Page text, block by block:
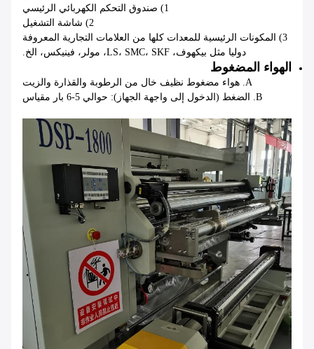
1) صندوق التحكم الكهربائي الرئيسي
2) شاشة التشغيل
3) المكونات الرئيسية للمعدات كلها من العلامات التجارية المعروفة
دوليا مثل بيكهوف، LS، SMC، SKF، مولر، فينيكس، الخ.
الهواء المضغوط
A. هواء مضغوط نظيف خال من الرطوبة والقذارة والزيت
B. الضغط (الدخول إلى واجهة الجهاز): حوالي 5-6 بار مقياس